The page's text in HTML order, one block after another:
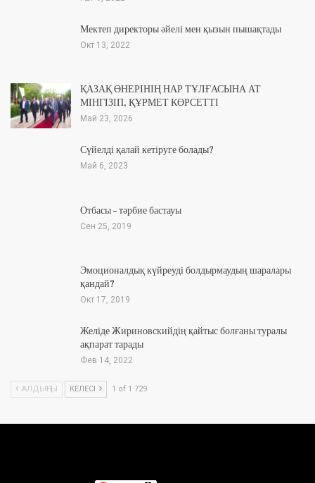
Мектеп директоры әйелі мен қызын пышақтады
Окт 13, 2022
ҚАЗАҚ ӨНЕРІНІҢ НАР ТҰЛҒАСЫНА АТ
МІНГІЗІП, ҚҰРМЕТ КӨРСЕТТІ
Май 23, 2026
Сүйелді қалай кетіруге болады?
Май 6, 2023
Отбасы – тәрбие бастауы
Сен 25, 2019
Эмоционалдық күйреуді болдырмаудың шаралары
қандай?
Окт 17, 2019
Желіде Жириновскийдің қайтыс болғаны туралы
ақпарат тарады
Фев 14, 2022
АЛДЫҢҒЫ КЕЛЕСІ 1 of 1 729